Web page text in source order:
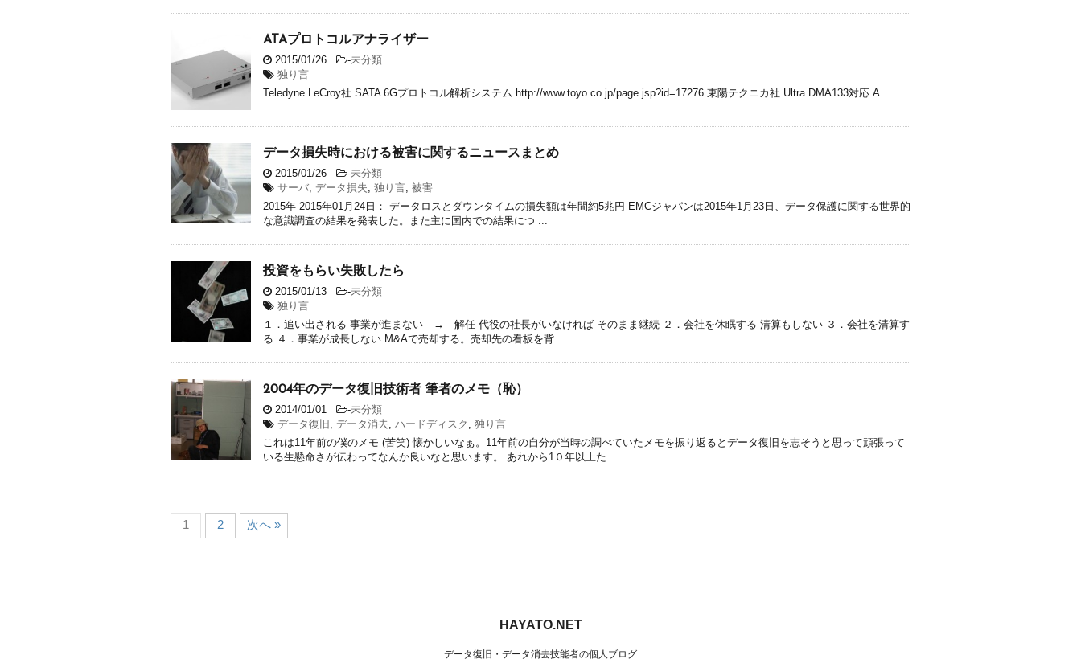
ATAプロトコルアナライザー
2015/01/26 -未分類
独り言
Teledyne LeCroy社 SATA 6Gプロトコル解析システム http://www.toyo.co.jp/page.jsp?id=17276 東陽テクニカ社 Ultra DMA133対応 A ...
データ損失時における被害に関するニュースまとめ
2015/01/26 -未分類
サーバ, データ損失, 独り言, 被害
2015年 2015年01月24日： データロスとダウンタイムの損失額は年間約5兆円 EMCジャパンは2015年1月23日、データ保護に関する世界的
な意識調査の結果を発表した。また主に国内での結果につ ...
投資をもらい失敗したら
2015/01/13 -未分類
独り言
１．追い出される 事業が進まない → 解任 代役の社長がいなければ そのまま継続 ２．会社を休眠する 清算もしない ３．会社を清算す
る ４．事業が成長しない M&Aで売却する。売却先の看板を背 ...
2004年のデータ復旧技術者 筆者のメモ（恥）
2014/01/01 -未分類
データ復旧 , データ消去, ハードディスク , 独り言
これは11年前の僕のメモ (苦笑) 懐かしいなぁ。11年前の自分が当時の調べていたメモを振り返るとデータ復旧を志そうと思って頑張って
いる生懸命さが伝わってなんか良いなと思います。 あれから1０年以上た ...
1 2 次へ »
HAYATO.NET
データ復旧・データ消去技能者の個人ブログ